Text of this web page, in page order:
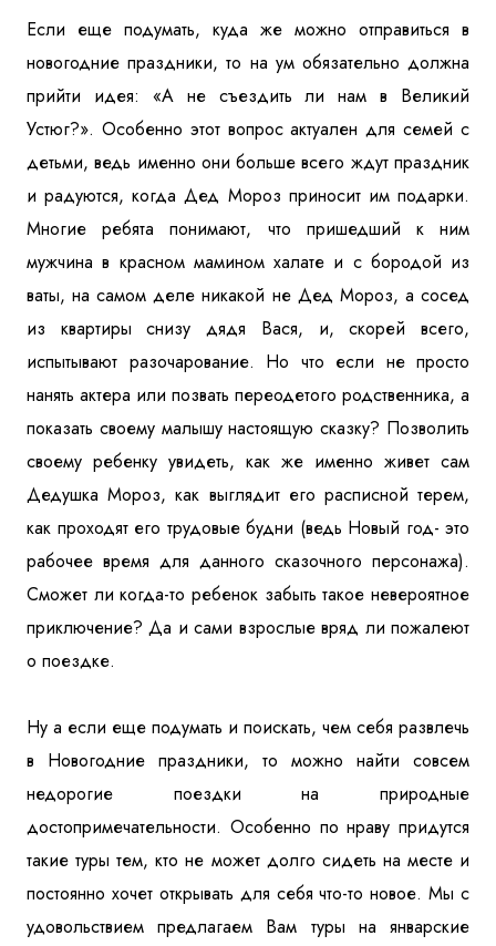
Если еще подумать, куда же можно отправиться в
новогодние праздники, то на ум обязательно должна
прийти идея: «А не съездить ли нам в Великий
Устюг?». Особенно этот вопрос актуален для семей с
детьми, ведь именно они больше всего ждут праздник
и радуются, когда Дед Мороз приносит им подарки.
Многие ребята понимают, что пришедший к ним
мужчина в красном мамином халате и с бородой из
ваты, на самом деле никакой не Дед Мороз, а сосед
из квартиры снизу дядя Вася, и, скорей всего,
испытывают разочарование. Но что если не просто
нанять актера или позвать переодетого родственника, а
показать своему малышу настоящую сказку? Позволить
своему ребенку увидеть, как же именно живет сам
Дедушка Мороз, как выглядит его расписной терем,
как проходят его трудовые будни (ведь Новый год- это
рабочее время для данного сказочного персонажа).
Сможет ли когда-то ребенок забыть такое невероятное
приключение? Да и сами взрослые вряд ли пожалеют
о поездке.
Ну а если еще подумать и поискать, чем себя развлечь
в Новогодние праздники, то можно найти совсем
недорогие поездки на природные
достопримечательности. Особенно по нраву придутся
такие туры тем, кто не может долго сидеть на месте и
постоянно хочет открывать для себя что-то новое. Мы с
удовольствием предлагаем Вам туры на январские